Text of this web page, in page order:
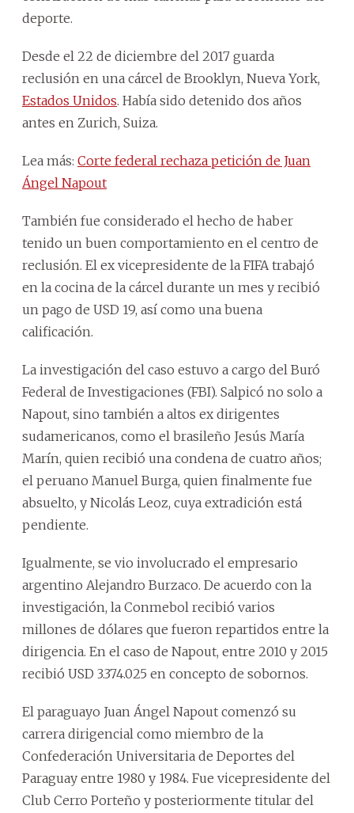
deporte.
Desde el 22 de diciembre del 2017 guarda
reclusión en una cárcel de Brooklyn, Nueva York,
Estados Unidos. Había sido detenido dos años
antes en Zurich, Suiza.
Lea más: Corte federal rechaza petición de Juan
Ángel Napout
También fue considerado el hecho de haber
tenido un buen comportamiento en el centro de
reclusión. El ex vicepresidente de la FIFA trabajó
en la cocina de la cárcel durante un mes y recibió
un pago de USD 19, así como una buena
calificación.
La investigación del caso estuvo a cargo del Buró
Federal de Investigaciones (FBI). Salpicó no solo a
Napout, sino también a altos ex dirigentes
sudamericanos, como el brasileño Jesús María
Marín, quien recibió una condena de cuatro años;
el peruano Manuel Burga, quien finalmente fue
absuelto, y Nicolás Leoz, cuya extradición está
pendiente.
Igualmente, se vio involucrado el empresario
argentino Alejandro Burzaco. De acuerdo con la
investigación, la Conmebol recibió varios
millones de dólares que fueron repartidos entre la
dirigencia. En el caso de Napout, entre 2010 y 2015
recibió USD 3.374.025 en concepto de sobornos.
El paraguayo Juan Ángel Napout comenzó su
carrera dirigencial como miembro de la
Confederación Universitaria de Deportes del
Paraguay entre 1980 y 1984. Fue vicepresidente del
Club Cerro Porteño y posteriormente titular del